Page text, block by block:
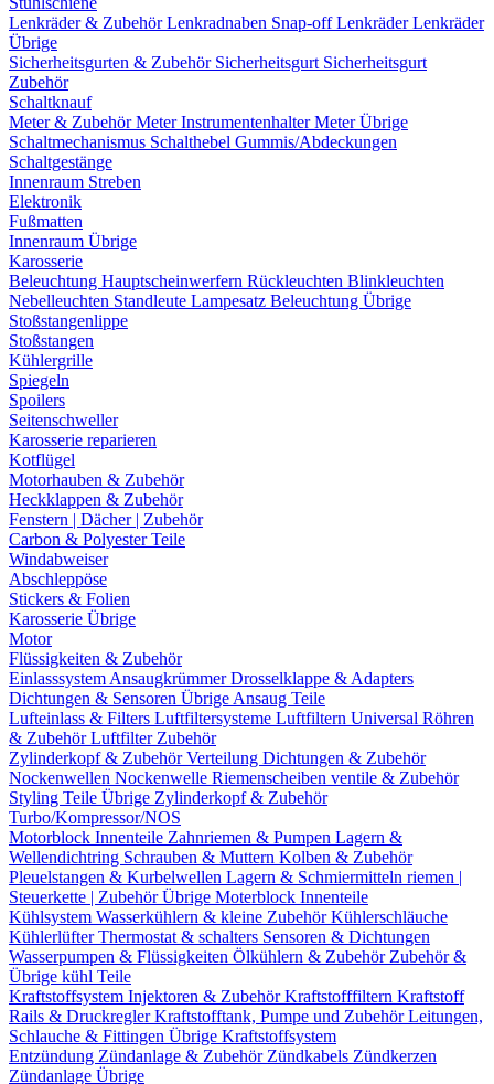
Lenkräder & ZubehörLenkradnaben Snap-offLenkräderLenkräder
Übrige
Sicherheitsgurten & Zubehör Sicherheitsgurt Sicherheitsgurt
Zubehör
Schaltknauf
Meter & ZubehörMeterInstrumentenhalterMeter Übrige
Schaltmechanismus Schalthebel Gummis/Abdeckungen
Schaltgestänge
Innenraum Streben
Elektronik
Fußmatten
Innenraum Übrige
Karosserie
Beleuchtung Hauptscheinwerfern Rückleuchten Blinkleuchten
Nebelleuchten Standleute Lampesatz Beleuchtung Übrige
Stoßstangenlippe
Stoßstangen
Kühlergrille
Spiegeln
Spoilers
Seitenschweller
Karosserie reparieren
Kotflügel
Motorhauben & Zubehör
Heckklappen & Zubehör
Fenstern | Dächer | Zubehör
Carbon & Polyester Teile
Windabweiser
Abschleppöse
Stickers & Folien
Karosserie Übrige
Motor
Flüssigkeiten & Zubehör
Einlasssystem AnsaugkrümmerDrosselklappe & Adapters
Dichtungen & Sensoren Übrige Ansaug Teile
Lufteinlass & Filters Luftfiltersysteme Luftfiltern Universal Röhren
& ZubehörLuftfilter Zubehör
Zylinderkopf & ZubehörVerteilung Dichtungen & Zubehör
Nockenwellen Nockenwelle Riemenscheiben ventile & Zubehör
Styling Teile Übrige Zylinderkopf & Zubehör
Turbo/Kompressor/NOS
Motorblock Innenteile Zahnriemen & Pumpen Lagern &
Wellendichtring Schrauben & Muttern Kolben & Zubehör
Pleuelstangen & Kurbelwellen Lagern & Schmiermitteln riemen |
Steuerkette | ZubehörÜbrige Moterblock Innenteile
Kühlsystem Wasserkühlern & kleine ZubehörKühlerschläuche
KühlerlüfterThermostat & schalters Sensoren & Dichtungen
Wasserpumpen & Flüssigkeiten Ölkühlern & Zubehör Zubehör &
Übrige kühl Teile
Kraftstoffsystem Injektoren & ZubehörKraftstofffiltern Kraftstoff
Rails & DruckreglerKraftstofftank, Pumpe und ZubehörLeitungen,
Schlauche & Fittingen Übrige Kraftstoffsystem
Entzündung Zündanlage & Zubehör Zündkabels Zündkerzen
Zündanlage Übrige